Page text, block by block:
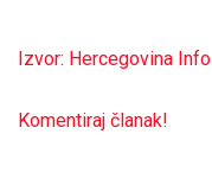
Izvor: Hercegovina Info
Komentiraj članak!